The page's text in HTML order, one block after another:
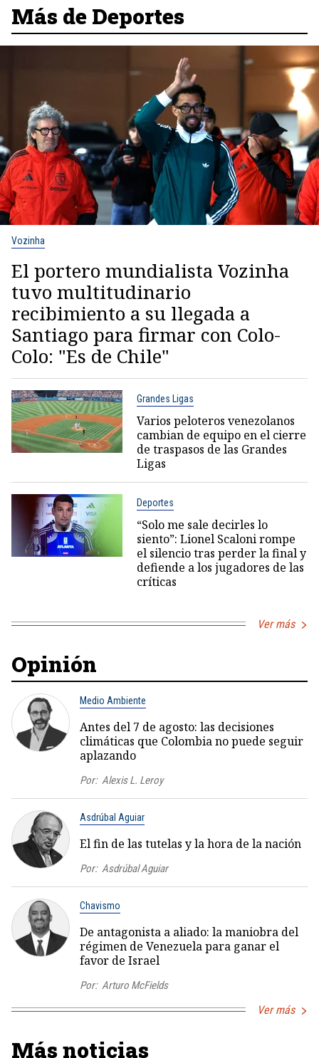
Más de Deportes
Vozinha
El portero mundialista Vozinha
tuvo multitudinario
recibimiento a su llegada a
Santiago para firmar con Colo-
Colo: "Es de Chile"
Grandes Ligas
Varios peloteros venezolanos
cambian de equipo en el cierre
de traspasos de las Grandes
Ligas
Deportes
“Solo me sale decirles lo
siento”: Lionel Scaloni rompe
el silencio tras perder la final y
defiende a los jugadores de las
críticas
Ver más
Opinión
Medio Ambiente
Antes del 7 de agosto: las decisiones
climáticas que Colombia no puede seguir
aplazando
Por: Alexis L. Leroy
Asdrúbal Aguiar
El fin de las tutelas y la hora de la nación
Por: Asdrúbal Aguiar
Chavismo
De antagonista a aliado: la maniobra del
régimen de Venezuela para ganar el
favor de Israel
Por: Arturo McFields
Ver más
Más noticias